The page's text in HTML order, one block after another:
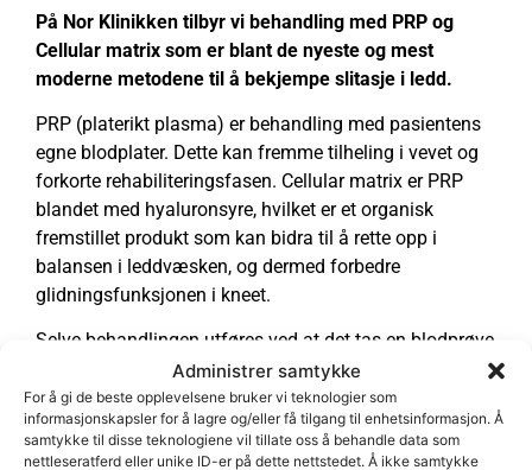
Administrer samtykke
For å gi de beste opplevelsene bruker vi teknologier som
informasjonskapsler for å lagre og/eller få tilgang til enhetsinformasjon. Å
samtykke til disse teknologiene vil tillate oss å behandle data som
nettleseratferd eller unike ID-er på dette nettstedet. Å ikke samtykke
På Nor Klinikken tilbyr vi behandling med PRP og
Cellular matrix som er blant de nyeste og mest
moderne metodene til å bekjempe slitasje i ledd.
PRP (platerikt plasma) er behandling med pasientens
egne blodplater. Dette kan fremme tilheling i vevet og
forkorte rehabiliteringsfasen. Cellular matrix er PRP
blandet med hyaluronsyre, hvilket er et organisk
fremstillet produkt som kan bidra til å rette opp i
balansen i leddvæsken, og dermed forbedre
glidningsfunksjonen i kneet.
Selve behandlingen utføres ved at det tas en blodprøve
fra pasienten. Blodet blir da sentrifugert slik at blodet
skiller seg i de ulike komponentene det består av.
Terapeuten kan da trekke ut plasma av blodet med en
spesiell designet sprøyte, og plasmaen injiseres inn i